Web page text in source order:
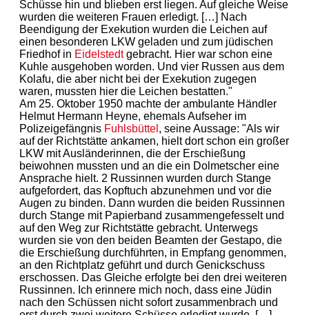
Schüsse hin und blieben erst liegen. Auf gleiche Weise
wurden die weiteren Frauen erledigt. […] Nach
Beendigung der Exekution wurden die Leichen auf
einen besonderen LKW geladen und zum jüdischen
Friedhof in Eidelstedtgebracht. Hier war schon eine
Kuhle ausgehoben worden. Und vier Russen aus dem
Kolafu, die aber nicht bei der Exekution zugegen
waren, mussten hier die Leichen bestatten."
Am 25. Oktober 1950 machte der ambulante Händler
Helmut Hermann Heyne, ehemals Aufseher im
Polizeigefängnis Fuhlsbüttel , seine Aussage: "Als wir
auf der Richtstätte ankamen, hielt dort schon ein großer
LKW mit Ausländerinnen, die der Erschießung
beiwohnen mussten und an die ein Dolmetscher eine
Ansprache hielt. 2 Russinnen wurden durch Stange
aufgefordert, das Kopftuch abzunehmen und vor die
Augen zu binden. Dann wurden die beiden Russinnen
durch Stange mit Papierband zusammengefesselt und
auf den Weg zur Richtstätte gebracht. Unterwegs
wurden sie von den beiden Beamten der Gestapo, die
die Erschießung durchführten, in Empfang genommen,
an den Richtplatz geführt und durch Genickschuss
erschossen. Das Gleiche erfolgte bei den drei weiteren
Russinnen. Ich erinnere mich noch, dass eine Jüdin
nach den Schüssen nicht sofort zusammenbrach und